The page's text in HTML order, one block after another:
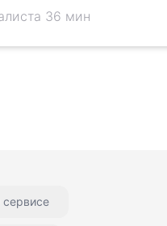
36 мин